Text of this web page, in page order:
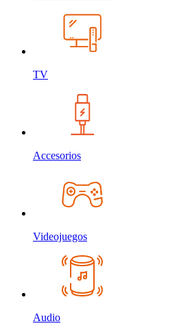
TV
Accesorios
Videojuegos
Audio